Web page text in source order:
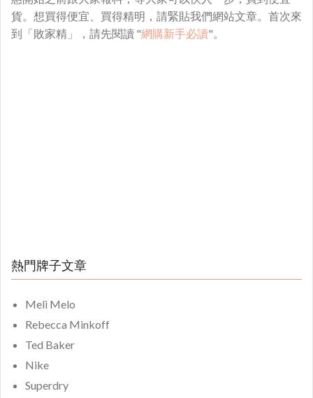
貨。想買得便宜、買得精明，請緊貼我們網站文章。首次來
到「敗家精」，請先閱讀 "網購新手必讀"。
熱門牌子文章
Meli Melo
Rebecca Minkoff
Ted Baker
Nike
Superdry